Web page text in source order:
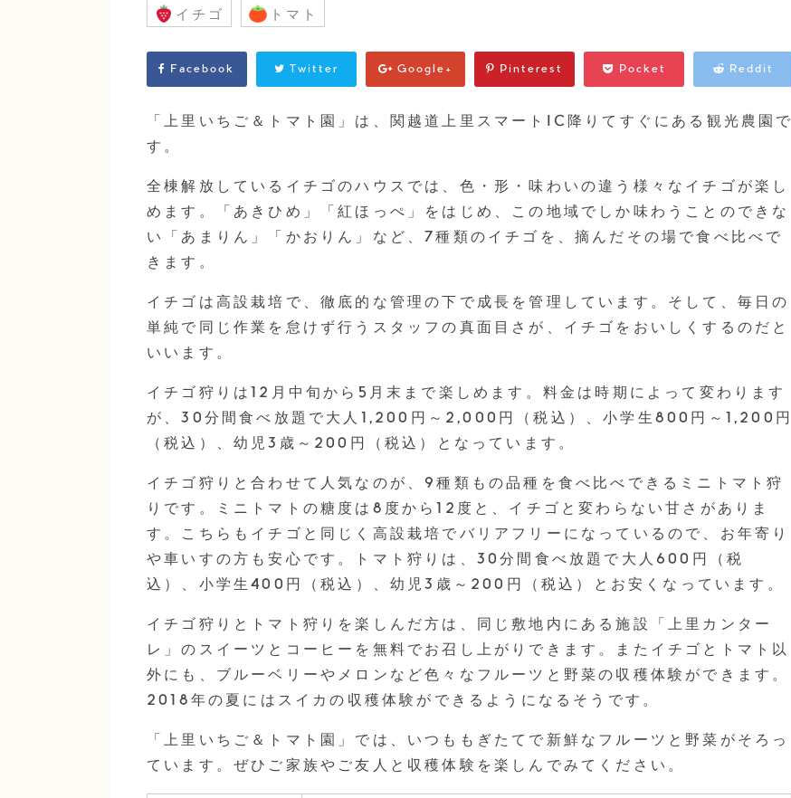
イチゴ トマト
Facebook Twitter Google+ Pinterest Pocket Reddit
「上里いちご＆トマト園」は、関越道上里スマートIC降りてすぐにある観光農園で
す。
全棟解放しているイチゴのハウスでは、色・形・味わいの違う様々なイチゴが楽し
めます。「あきひめ」「紅ほっぺ」をはじめ、この地域でしか味わうことのできな
い「あまりん」「かおりん」など、7種類のイチゴを、摘んだその場で食べ比べで
きます。
イチゴは高設栽培で、徹底的な管理の下で成長を管理しています。そして、毎日の
単純で同じ作業を怠けず行うスタッフの真面目さが、イチゴをおいしくするのだと
いいます。
イチゴ狩りは12月中旬から5月末まで楽しめます。料金は時期によって変わります
が、30分間食べ放題で大人1,200円～2,000円（税込）、小学生800円～1,200円
（税込）、幼児3歳～200円（税込）となっています。
イチゴ狩りと合わせて人気なのが、9種類もの品種を食べ比べできるミニトマト狩
りです。ミニトマトの糖度は8度から12度と、イチゴと変わらない甘さがありま
す。こちらもイチゴと同じく高設栽培でバリアフリーになっているので、お年寄り
や車いすの方も安心です。トマト狩りは、30分間食べ放題で大人600円（税
込）、小学生400円（税込）、幼児3歳～200円（税込）とお安くなっています。
イチゴ狩りとトマト狩りを楽しんだ方は、同じ敷地内にある施設「上里カンター
レ」のスイーツとコーヒーを無料でお召し上がりできます。またイチゴとトマト以
外にも、ブルーベリーやメロンなど色々なフルーツと野菜の収穫体験ができます。
2018年の夏にはスイカの収穫体験ができるようになるそうです。
「上里いちご＆トマト園」では、いつももぎたてで新鮮なフルーツと野菜がそろっ
ています。ぜひご家族やご友人と収穫体験を楽しんでみてください。